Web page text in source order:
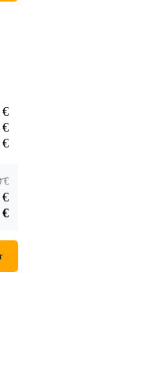
€
€
€
€
€
€